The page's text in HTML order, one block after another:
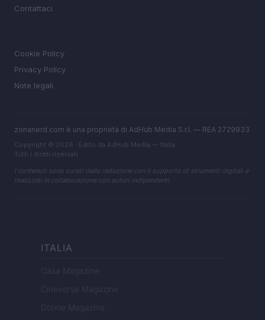
Contattaci
Cookie Policy
Privacy Policy
Note legali
zonanerd.com è una proprietà di AdHub Media S.r.l. — REA 2729933
Copyright © 2026 · Edito da AdHub Media — Italia
Tutti i diritti riservati
I contenuti sono curati dalla redazione con il supporto di strumenti digitali e
realizzati in collaborazione con autori indipendenti.
ITALIA
Casa Magazine
Cineverse Magazine
Donne Magazine